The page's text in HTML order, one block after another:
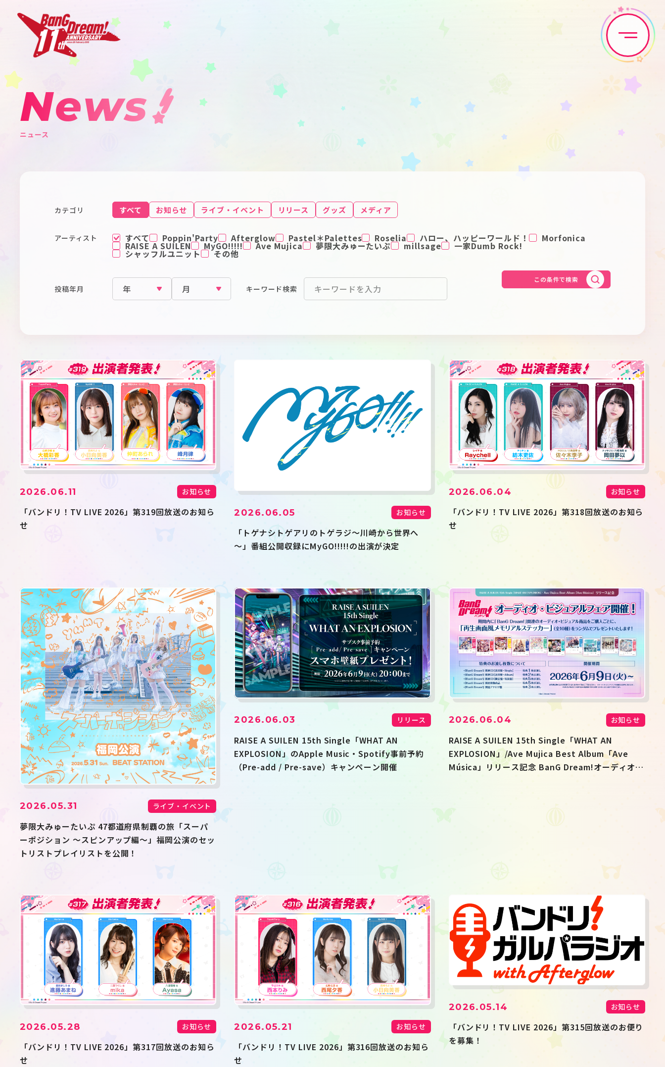
Discography
Anime
JP EN
News
ニュース
カテゴリ すべて お知らせ ライブ・イベント リリース グッズ メディア
アーティスト すべて Poppin'Party Afterglow Pastel＊Palettes Roselia ハロー、ハッピーワールド！ Morfonica
RAISE A SUILEN MyGO!!!!! Ave Mujica 夢限大みゅーたいぷ millsage 一家Dumb Rock!
シャッフルユニット その他
投稿年月 キーワード検索
この条件で検索
2026.06.11 お知らせ
「バンドリ！TV LIVE 2026」第319回放送のお知ら
せ
2026.06.05 お知らせ
「トゲナシトゲアリのトゲラジ～川崎から世界へ
～」番組公開収録にMyGO!!!!!の出演が決定
2026.06.04 お知らせ
「バンドリ！TV LIVE 2026」第318回放送のお知ら
せ
2026.05.31 ライブ・イベント
夢限大みゅーたいぷ 47都道府県制覇の旅「スーパ
ーポジション 〜スピンアップ編〜」福岡公演のセッ
トリストプレイリストを公開！
2026.06.03 リリース
RAISE A SUILEN 15th Single「WHAT AN
EXPLOSION」のApple Music・Spotify事前予約
（Pre-add / Pre-save）キャンペーン開催
2026.06.04 お知らせ
RAISE A SUILEN 15th Single「WHAT AN
EXPLOSION」/Ave Mujica Best Album「Ave
Música」リリース記念 BanG Dream!オーディオ・
2026.05.28 お知らせ
「バンドリ！TV LIVE 2026」第317回放送のお知ら
せ
2026.05.21 お知らせ
「バンドリ！TV LIVE 2026」第316回放送のお知ら
せ
2026.05.14 お知らせ
「バンドリ！TV LIVE 2026」第315回放送のお便り
を募集！